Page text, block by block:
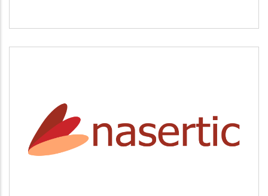
NASERTIC
Servicios tecnológicos y modernización